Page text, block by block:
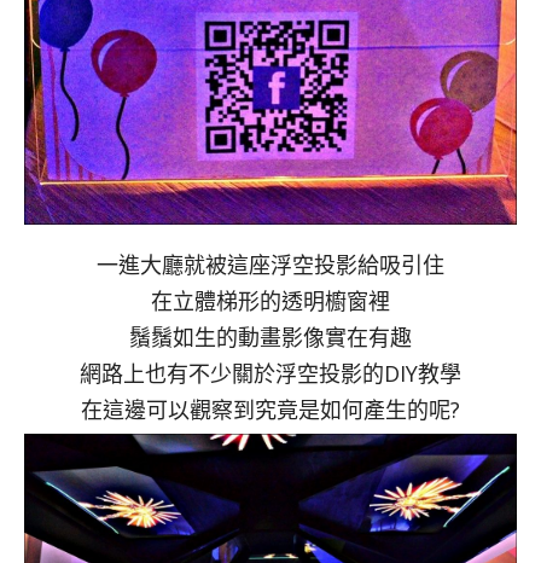
一進大廳就被這座浮空投影給吸引住
在立體梯形的透明櫥窗裡
鬚鬚如生的動畫影像實在有趣
網路上也有不少關於浮空投影的DIY教學
在這邊可以觀察到究竟是如何產生的呢?